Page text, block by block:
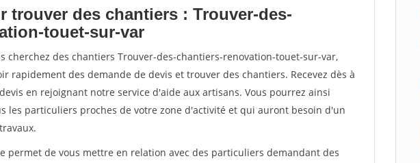
trouver des chantiers : Trouver-des-
touet-sur-var
cherchez des chantiers Trouver-des-chantiers-renovation-touet-sur-var,
rapidement des demande de devis et trouver des chantiers. Recevez dès à
en rejoignant notre service d'aide aux artisans. Vous pourrez ainsi
les particuliers proches de votre zone d'activité et qui auront besoin d'un
permet de vous mettre en relation avec des particuliers demandant des